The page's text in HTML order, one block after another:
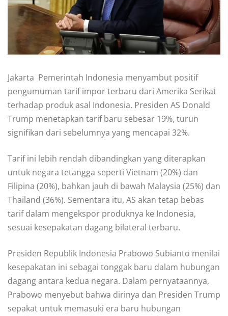
Jakarta  Pemerintah Indonesia menyambut positif
pengumuman tarif impor terbaru dari Amerika Serikat
terhadap produk asal Indonesia. Presiden AS Donald
Trump menetapkan tarif baru sebesar 19%, turun
signifikan dari sebelumnya yang mencapai 32%.
Tarif ini lebih rendah dibandingkan yang diterapkan
untuk negara tetangga seperti Vietnam (20%) dan
Filipina (20%), bahkan jauh di bawah Malaysia (25%) dan
Thailand (36%). Sementara itu, AS akan tetap bebas
tarif dalam mengekspor produknya ke Indonesia,
sesuai kesepakatan dagang bilateral terbaru.
Presiden Republik Indonesia Prabowo Subianto menilai
kesepakatan ini sebagai tonggak baru dalam hubungan
dagang antara kedua negara. Dalam pernyataannya,
Prabowo menyebut bahwa dirinya dan Presiden Trump
sepakat untuk memasuki era baru hubungan